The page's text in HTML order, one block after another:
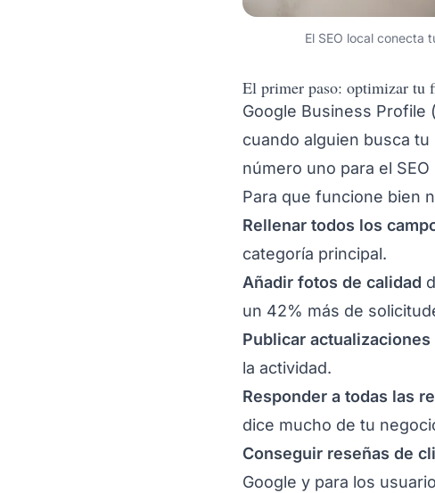
El SEO local conecta
El primer paso: optimizar tu
Google Business Profile
cuando alguien busca
número uno para el SEO
Para que funcione bien
Rellenar todos los
categoría principal.
Añadir fotos de calidad
un 42% más de
Publicar
la actividad.
Responder a todas las
dice mucho de tu
Conseguir reseñas de
Google y para los